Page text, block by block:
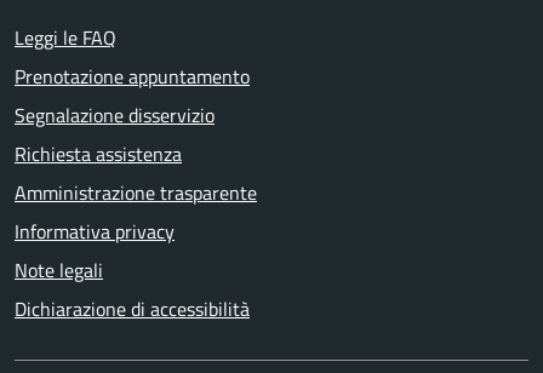
Leggi le FAQ
Prenotazione appuntamento
Segnalazione disservizio
Richiesta assistenza
Amministrazione trasparente
Informativa privacy
Note legali
Dichiarazione di accessibilità